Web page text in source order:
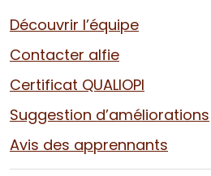
Découvrir l’équipe
Contacter alfie
Certificat QUALIOPI
Suggestion d’améliorations
Avis des apprennants